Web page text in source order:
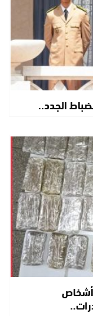
الجدد..
فرقة مكافحة العصابات طَاحْتْ عْلَى 2 أشخاص